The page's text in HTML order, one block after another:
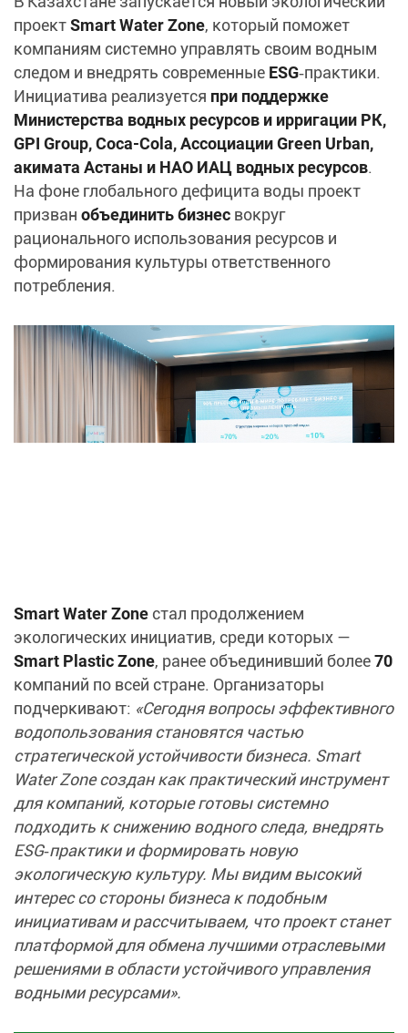
проектSmart Water Zone, который поможет
компаниям системно управлять своим водным
следом и внедрять современные ESG‑практики.
Инициатива реализуется при поддержке
Министерства водных ресурсов и ирригации РК,
GPI Group, Coca‑Cola, Ассоциации Green Urban,
акимата Астаны и НАО ИАЦ водных ресурсов.
На фоне глобального дефицита воды проект
призван объединить бизнес вокруг
рационального использования ресурсов и
формирования культуры ответственного
потребления.
Smart Water Zone стал продолжением
экологических инициатив, среди которых —
Smart Plastic Zone, ранее объединивший более70
компаний по всей стране. Организаторы
подчеркивают: «Сегодня вопросы эффективного
водопользования становятся частью
стратегической устойчивости бизнеса. Smart
Water Zone создан как практический инструмент
для компаний, которые готовы системно
подходить к снижению водного следа, внедрять
ESG‑практики и формировать новую
экологическую культуру. Мы видим высокий
интерес со стороны бизнеса к подобным
инициативам и рассчитываем, что проект станет
платформой для обмена лучшими отраслевыми
решениями в области устойчивого управления
водными ресурсами».